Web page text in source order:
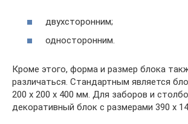
двухсторонним;
односторонним.
Кроме этого, форма и размер блока
различаться. Стандартным является
200 х 200 х 400 мм. Для заборов и
декоративный блок с размерами 390 х